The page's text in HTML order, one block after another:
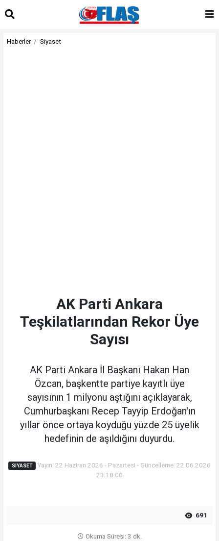
Haberler Siyaset
AK Parti Ankara
Teşkilatlarından Rekor Üye
Sayısı
AK Parti Ankara İl Başkanı Hakan Han
Özcan, başkentte partiye kayıtlı üye
sayısının 1 milyonu aştığını açıklayarak,
Cumhurbaşkanı Recep Tayyip Erdoğan'ın
yıllar önce ortaya koyduğu yüzde 25 üyelik
hedefinin de aşıldığını duyurdu.
SIYASET
Yayın: 22 Haziran 2026 - Pazartesi - Güncelleme: 22.06.2026
23:18:00
691
Okuma Süresi: 3 dk.